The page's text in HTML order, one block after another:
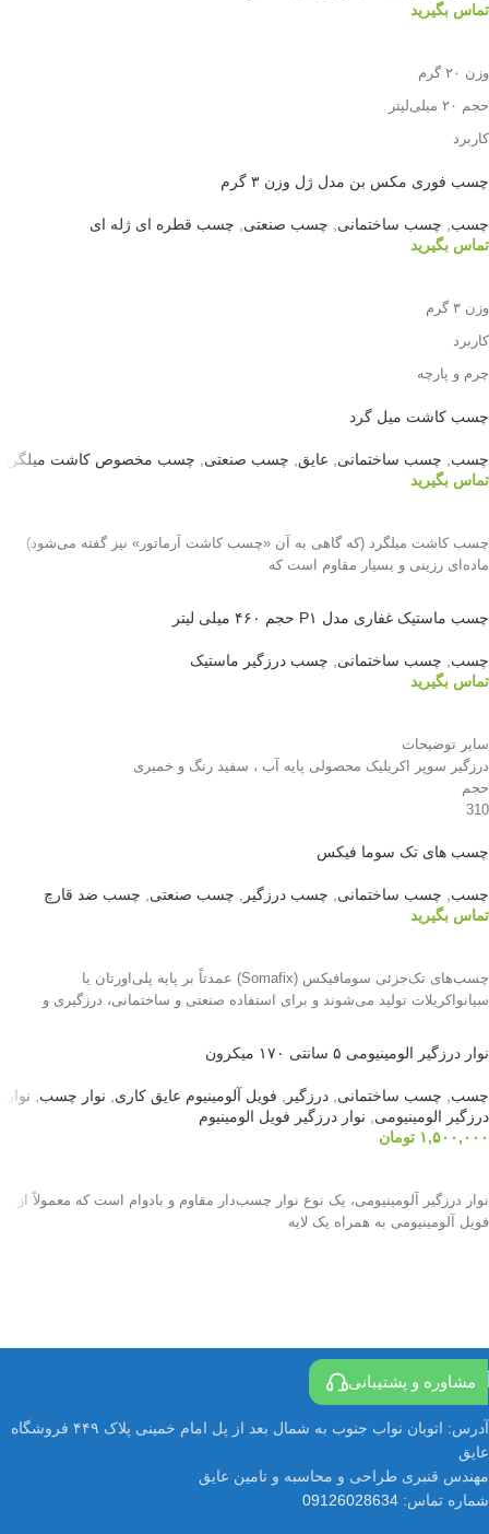
تماس بگیرید
وزن ۲۰ گرم
حجم ۲۰ میلی‌لیتر
کاربرد
کاشی، سرامیک و چینی
فلز
چسب فوری مکس بن مدل ژل وزن ۳ گرم
چسب چسب ساختمانی چسب صنعتی
چسب قطره ای ژله ای
تماس بگیرید
وزن ۳ گرم
کاربرد
چرم و پارچه
چسب کاشت میل گرد
چسب چسب ساختمانی عایق چسب صنعتی
چسب مخصوص کاشت میلگرد
تماس بگیرید
چسب کاشت میلگرد (که گاهی به آن «چسب کاشت آرماتور» نیز گفته می‌شود)
ماده‌ای رزینی و بسیار مقاوم است که
چسب ماستیک غفاری مدل P۱ حجم ۴۶۰ میلی لیتر
چسب چسب ساختمانی
چسب درزگیر ماستیک
تماس بگیرید
سایر توضیحات
درزگیر سوپر اکریلیک محصولی پایه آب ، سفید رنگ و خمیری
حجم
310
کارتریج
330 گرم
چسب های تک سوما فیکس
چسب چسب ساختمانی چسب درزگیر چسب صنعتی
چسب ضد قارچ
تماس بگیرید
چسب‌های تک‌جزئی سومافیکس (Somafix) عمدتاً بر پایه پلی‌اورتان یا
سیانواکریلات تولید می‌شوند و برای استفاده صنعتی و ساختمانی، درزگیری و
نوار درزگیر الومینیومی ۵ سانتی ۱۷۰ میکرون
چسب چسب ساختمانی درزگیر فویل آلومینیوم عایق کاری نوار چسب
نوار
درزگیر الومینیومی
نوار درزگیر فویل الومینیوم
۱,۵۰۰,۰۰۰ تومان
نوار درزگیر آلومینیومی، یک نوع نوار چسب‌دار مقاوم و بادوام است که معمولاً از
فویل آلومینیومی به همراه یک لایه
مشاوره و پشتیبانی
آدرس
آدرس:
اتوبان نواب جنوب به شمال بعد از پل امام خمینی پلاک ۴۴۹ فروشگاه
عایق
مهندس قنبری طراحی و محاسبه و تامین عایق
شماره تماس: 09126028634